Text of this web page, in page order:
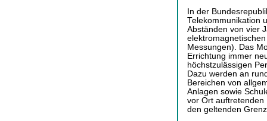
In der
Telekommunikation
Abständen von vier
Messungen). Das
Errichtung immer
höchstzulässigen
Dazu werden an
Bereichen von
Anlagen sowie
vor Ort auftretenden
den geltenden